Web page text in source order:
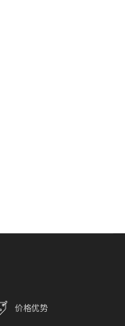
价格优势